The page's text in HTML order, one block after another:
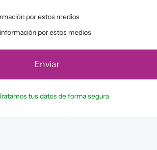
por estos medios
por estos medios
tus datos de forma segura